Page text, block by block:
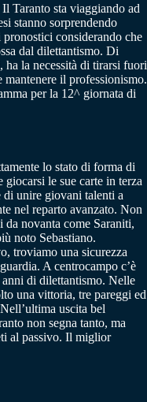
Taranto sta viaggiando ad
stanno sorprendendo
considerando che
dal dilettantismo. Di
ha la necessità di tirarsi fuori
mantenere il professionismo.
per la 12^ giornata di
lo stato di forma di
giocarsi le sue carte in terza
di unire giovani talenti a
nel reparto avanzato. Non
da novanta come Saraniti,
noto Sebastiano.
troviamo una sicurezza
A centrocampo c’è
di dilettantismo. Nelle
una vittoria, tre pareggi ed
uscita bel
non segna tanto, ma
al passivo. Il miglior